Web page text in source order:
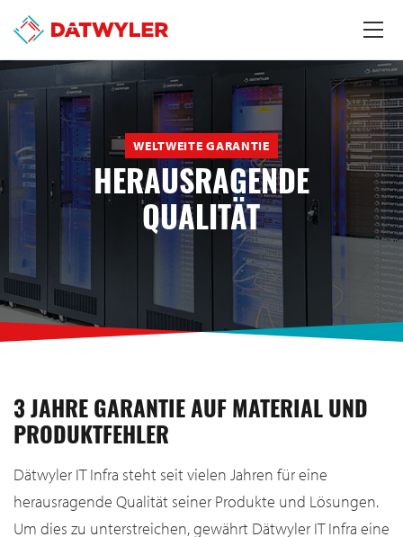
WELTWEITE GARANTIE
HERAUSRAGENDE
QUALITÄT
3 JAHRE GARANTIE AUF MATERIAL UND
PRODUKTFEHLER
Dätwyler IT Infra steht seit vielen Jahren für eine
herausragende Qualität seiner Produkte und Lösungen.
Um dies zu unterstreichen, gewährt Dätwyler IT Infra eine